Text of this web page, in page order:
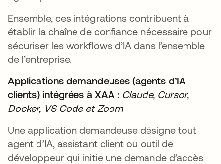
Ensemble, ces intégrations contribuent à
établir la chaîne de confiance nécessaire pour
sécuriser les workflows d’IA dans l’ensemble
de l’entreprise.
Applications demandeuses (agents d’IA
clients) intégrées à XAA : Claude, Cursor,
Docker, VS Code et Zoom
Une application demandeuse désigne tout
agent d’IA, assistant client ou outil de
développeur qui initie une demande d’accès